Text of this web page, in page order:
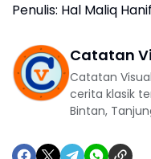
Penulis: Hal Maliq
Catatan
Catatan
cerita klasik
Bintan,